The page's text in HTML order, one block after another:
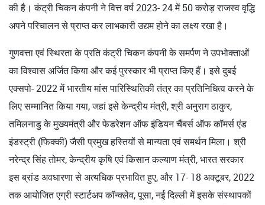
की है। कंट्री चिकन कंपनी ने वित्त वर्ष 2023- 24 में 50 करोड़ राजस्व वृद्धि
अपने परिचालन से प्राप्त कर लाभकारी उद्यम होने का लक्ष्य रखा है।
गुणवत्ता एवं स्थिरता के प्रति कंट्री चिकन कंपनी के समर्पण ने उपभोक्ताओं
का विश्वास अर्जित किया और कई पुरस्कार भी प्राप्त किए हैं। इसे दुबई
एक्सपो- 2022 में भारतीय मांस पारिस्थितिकी तंत्र का प्रतिनिधित्व करने के
लिए सम्मानित किया गया, जहां इसे केन्द्रीय मंत्री, श्री अनुराग ठाकुर,
तमिलनाडु के मुख्यमंत्री और फेडरेशन ऑफ इंडियन चैंबर्स ऑफ कॉमर्स एंड
इंडस्ट्री (फिक्की) जैसी प्रमुख हस्तियों से मान्यता एवं समर्थन मिला। श्री
नरेन्द्र सिंह तोमर, केन्द्रीय कृषि एवं किसान कल्याण मंत्री, भारत सरकार
इस ब्रांड अवधारणा से अत्यधिक प्रभावित हुए, और 17- 18 अक्टूबर, 2022
तक आयोजित एग्री स्टार्टअप कॉन्क्लेव, पूसा, नई दिल्ली में इसके संस्थापकों